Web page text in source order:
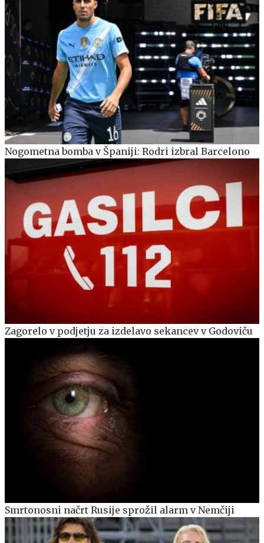
Nogometna bomba v Španiji: Rodri izbral Barcelono
Zagorelo v podjetju za izdelavo sekancev v Godoviču
Smrtonosni načrt Rusije sprožil alarm v Nemčiji